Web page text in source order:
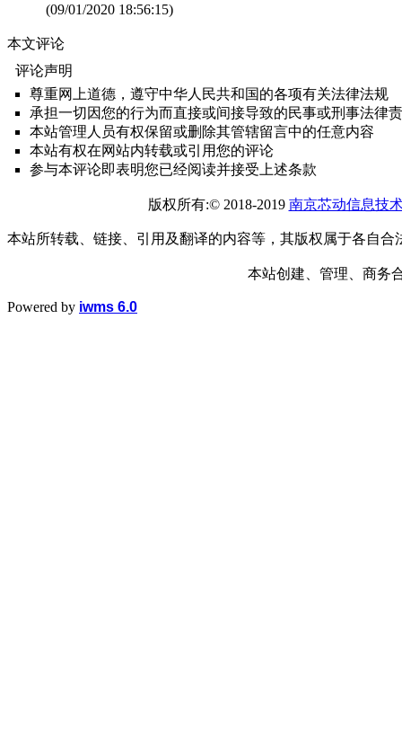
(09/01/2020 18:56:15)
本文评论
评论声明
尊重网上道德，遵守中华人民共和国的各项有关法律法规
承担一切因您的行为而直接或间接导致的民事或刑事法律
本站管理人员有权保留或删除其管辖留言中的任意内容
本站有权在网站内转载或引用您的评论
参与本评论即表明您已经阅读并接受上述条款
版权所有:© 2018-2019 南京芯动信息技
本站所转载、链接、引用及翻译的内容等，其版权属于各自合
本站创建、管理、商务
Powered by iwms 6.0